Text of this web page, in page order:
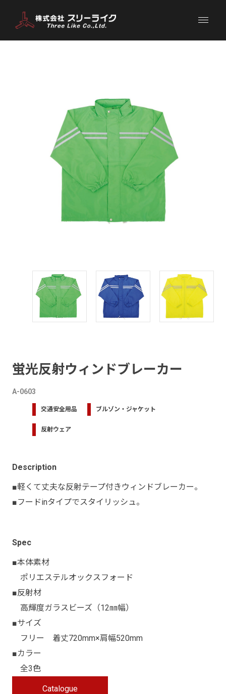
蛍光反射ウィンドブレーカー
A-0603
交通安全用品 ブルゾン・ジャケット
反射ウェア
Description
■軽くて丈夫な反射テープ付きウィンドブレーカー。
■フードinタイプでスタイリッシュ。
Spec
■本体素材
ポリエステルオックスフォード
■反射材
高輝度ガラスビーズ（12㎜幅）
■サイズ
フリー 着丈720mm×肩幅520mm
■カラー
全3色
Catalogue